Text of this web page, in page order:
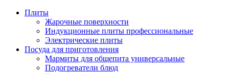
Плиты
Жарочные поверхности
Индукционные плиты профессиональные
Электрические плиты
Посуда для приготовления
Мармиты для общепита универсальные
Подогреватели блюд